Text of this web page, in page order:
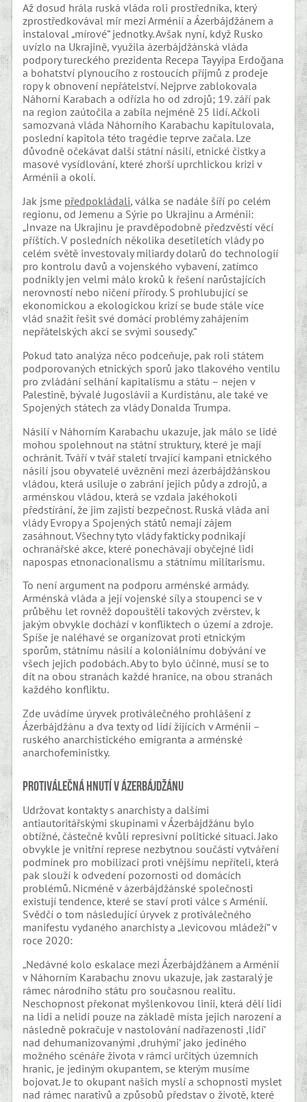
Až dosud hrála ruská vláda roli prostředníka, který
zprostředkovával mír mezi Arménií a Ázerbájdžánem a
instaloval „mírové“ jednotky. Avšak nyní, když Rusko
uvízlo na Ukrajině, využila ázerbájdžánská vláda
podpory tureckého prezidenta Recepa Tayyipa Erdoğana
a bohatství plynoucího z rostoucích příjmů z prodeje
ropy k obnovení nepřátelství. Nejprve zablokovala
Náhorní Karabach a odřízla ho od zdrojů; 19. září pak
na region zaútočila a zabila nejméně 25 lidí. Ačkoli
samozvaná vláda Náhorního Karabachu kapitulovala,
poslední kapitola této tragédie teprve začala. Lze
důvodně očekávat další státní násilí, etnické čistky a
masové vysídlování, které zhorší uprchlickou krizi v
Arménii a okolí.
Jak jsme předpokládali, válka se nadále šíří po celém
regionu, od Jemenu a Sýrie po Ukrajinu a Arménii:
„Invaze na Ukrajinu je pravděpodobně předzvěstí věcí
příštích. V posledních několika desetiletích vlády po
celém světě investovaly miliardy dolarů do technologií
pro kontrolu davů a vojenského vybavení, zatímco
podnikly jen velmi málo kroků k řešení narůstajících
nerovností nebo ničení přírody. S prohlubující se
ekonomickou a ekologickou krizí se bude stále více
vlád snažit řešit své domácí problémy zahájením
nepřátelských akcí se svými sousedy.“
Pokud tato analýza něco podceňuje, pak roli státem
podporovaných etnických sporů jako tlakového ventilu
pro zvládání selhání kapitalismu a státu – nejen v
Palestině, bývalé Jugoslávii a Kurdistánu, ale také ve
Spojených státech za vlády Donalda Trumpa.
Násilí v Náhorním Karabachu ukazuje, jak málo se lidé
mohou spolehnout na státní struktury, které je mají
ochránit. Tváří v tvář staletí trvající kampani etnického
násilí jsou obyvatelé uvězněni mezi ázerbájdžánskou
vládou, která usiluje o zabrání jejich půdy a zdrojů, a
arménskou vládou, která se vzdala jakéhokoli
předstírání, že jim zajistí bezpečnost. Ruská vláda ani
vlády Evropy a Spojených států nemají zájem
zasáhnout. Všechny tyto vlády fakticky podnikají
ochranářské akce, které ponechávají obyčejné lidi
napospas etnonacionalismu a státnímu militarismu.
To není argument na podporu arménské armády.
Arménská vláda a její vojenské síly a stoupenci se v
průběhu let rovněž dopouštěli takových zvěrstev, k
jakým obvykle dochází v konfliktech o území a zdroje.
Spíše je naléhavé se organizovat proti etnickým
sporům, státnímu násilí a koloniálnímu dobývání ve
všech jejich podobách. Aby to bylo účinné, musí se to
dít na obou stranách každé hranice, na obou stranách
každého konfliktu.
Zde uvádíme úryvek protiválečného prohlášení z
Ázerbájdžánu a dva texty od lidí žijících v Arménii –
ruského anarchistického emigranta a arménské
anarchofeministky.
Protiválečná hnutí v Ázerbájdžánu
Udržovat kontakty s anarchisty a dalšími
antiautoritářskými skupinami v Ázerbájdžánu bylo
obtížné, částečně kvůli represivní politické situaci. Jako
obvykle je vnitřní represe nezbytnou součástí vytváření
podmínek pro mobilizaci proti vnějšímu nepříteli, která
pak slouží k odvedení pozornosti od domácích
problémů. Nicméně v ázerbájdžánské společnosti
existují tendence, které se staví proti válce s Arménií.
Svědčí o tom následující úryvek z protiválečného
manifestu vydaného anarchisty a „levicovou mládeží“ v
roce 2020:
„Nedávné kolo eskalace mezi Ázerbájdžánem a Arménií
v Náhorním Karabachu znovu ukazuje, jak zastaralý je
rámec národního státu pro současnou realitu.
Neschopnost překonat myšlenkovou linii, která dělí lidi
na lidi a nelidi pouze na základě místa jejich narození a
následně pokračuje v nastolování nadřazenosti ,lidí‘
nad dehumanizovanými ,druhými‘ jako jediného
možného scénáře života v rámci určitých územních
hranic, je jediným okupantem, se kterým musíme
bojovat. Je to okupant našich myslí a schopnosti myslet
nad rámec narativů a způsobů představ o životě, které